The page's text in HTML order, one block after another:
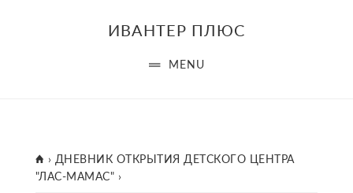
ИВАНТЕР ПЛЮС
MENU
ГЛАВНАЯ
› ДНЕВНИК ОТКРЫТИЯ ДЕТСКОГО ЦЕНТРА
"ЛАС-МАМАС" ›